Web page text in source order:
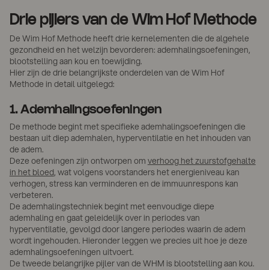
Drie pijlers van de Wim Hof Methode
De Wim Hof Methode heeft drie kernelementen die de algehele
gezondheid en het welzijn bevorderen: ademhalingsoefeningen,
blootstelling aan kou en toewijding.
Hier zijn de drie belangrijkste onderdelen van de Wim Hof
Methode in detail uitgelegd:
1. Ademhalingsoefeningen
De methode begint met specifieke ademhalingsoefeningen die
bestaan uit diep ademhalen, hyperventilatie en het inhouden van
de adem.
Deze oefeningen zijn ontworpen om verhoog het zuurstofgehalte
in het bloed, wat volgens voorstanders het energieniveau kan
verhogen, stress kan verminderen en de immuunrespons kan
verbeteren.
De ademhalingstechniek begint met eenvoudige diepe
ademhaling en gaat geleidelijk over in periodes van
hyperventilatie, gevolgd door langere periodes waarin de adem
wordt ingehouden. Hieronder leggen we precies uit hoe je deze
ademhalingsoefeningen uitvoert.
De tweede belangrijke pijler van de WHM is blootstelling aan kou.